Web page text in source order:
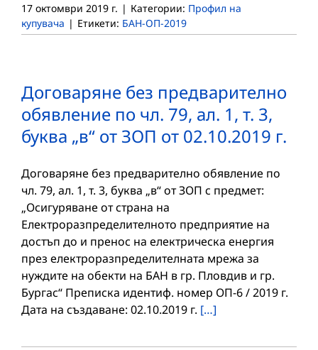
17 октомври 2019 г. | Категории: Профил на
купувача | Етикети: БАН-ОП-2019
Договаряне без предварително
обявление по чл. 79, ал. 1, т. 3,
буква „в“ от ЗОП от 02.10.2019 г.
Договаряне без предварително обявление по
чл. 79, ал. 1, т. 3, буква „в“ от ЗОП с предмет:
„Осигуряване от страна на
Електроразпределителното предприятие на
достъп до и пренос на електрическа енергия
през електроразпределителната мрежа за
нуждите на обекти на БАН в гр. Пловдив и гр.
Бургас“ Преписка идентиф. номер ОП-6 / 2019 г.
Дата на създаване: 02.10.2019 г. […]